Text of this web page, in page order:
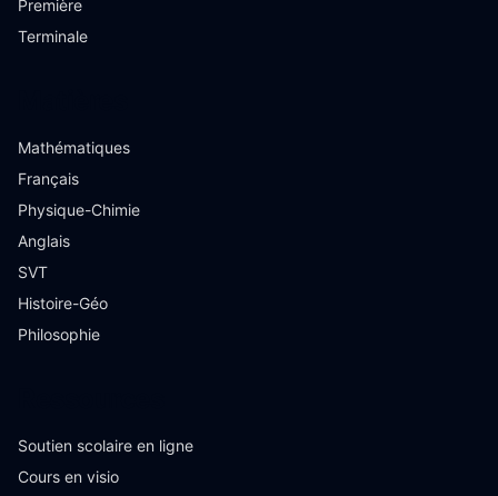
Première
Terminale
Mathématiques
Français
Physique-Chimie
Anglais
SVT
Histoire-Géo
Philosophie
Soutien scolaire en ligne
Cours en visio